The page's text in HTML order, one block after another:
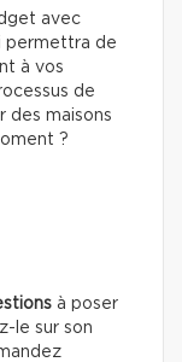
avec
permettra de
à vos
de
des maisons
?
à poser
le sur son